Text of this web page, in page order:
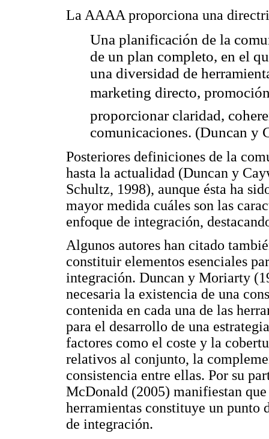
La AAAA proporciona una
Una planificación de la
de un plan completo, en el
una diversidad de
marketing directo, promoción
proporcionar claridad,
comunicaciones. (Duncan y
Posteriores definiciones de la
hasta la actualidad (Duncan y
Schultz, 1998), aunque ésta ha
mayor medida cuáles son las
enfoque de integración,
Algunos autores han citado
constituir elementos esenciales
integración. Duncan y Moriarty
necesaria la existencia de una
contenida en cada una de las
para el desarrollo de una
factores como el coste y la
relativos al conjunto, la
consistencia entre ellas. Por su
McDonald (2005) manifiestan
herramientas constituye un punto
de integración.